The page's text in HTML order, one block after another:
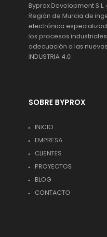
Byprox Development
Región de Murcia de
electrónica
los procesos
adecuación a las
INDUSTRIA 4.0
SOBRE BYPROX
INICIO
EMPRESA
CLIENTES
PROYECTOS
BLOG
CONTACTO